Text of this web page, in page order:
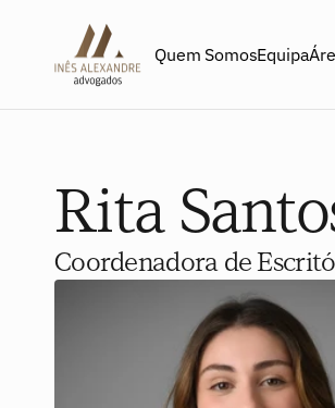
A NOSSA EQUIPA
Rita
Coordenadora de
Quem SomosEquipa